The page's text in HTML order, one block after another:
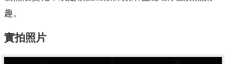
趣。
實拍照片